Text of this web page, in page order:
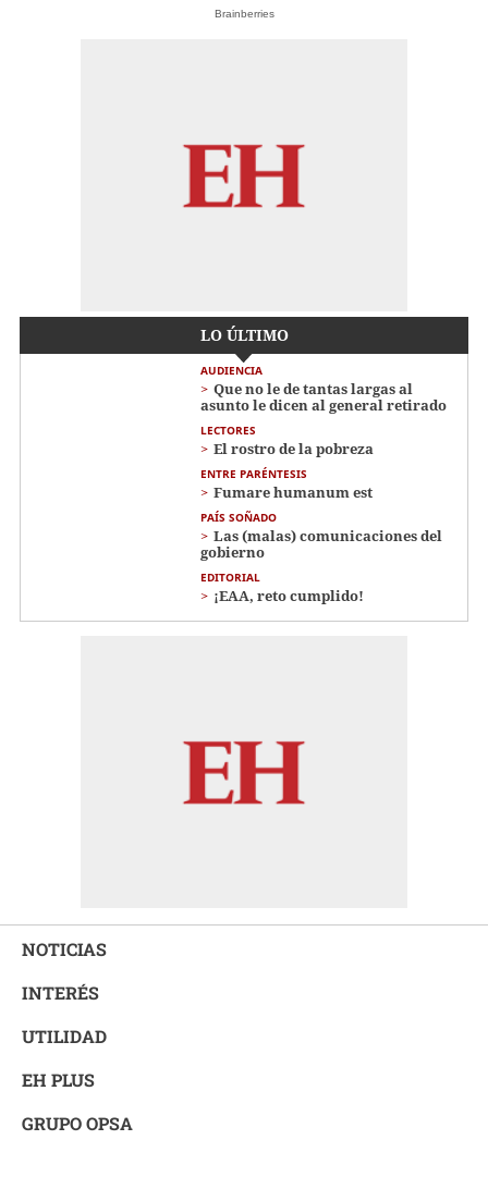
Brainberries
LO ÚLTIMO
AUDIENCIA
Que no le de tantas largas al
asunto le dicen al general retirado
LECTORES
El rostro de la pobreza
ENTRE PARÉNTESIS
Fumare humanum est
PAÍS SOÑADO
Las (malas) comunicaciones del
gobierno
EDITORIAL
¡EAA, reto cumplido!
NOTICIAS
INTERÉS
UTILIDAD
EH PLUS
GRUPO OPSA